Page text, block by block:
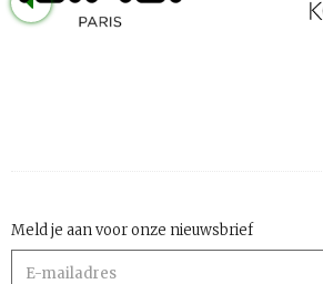
Meld je aan voor onze nieuwsbrief